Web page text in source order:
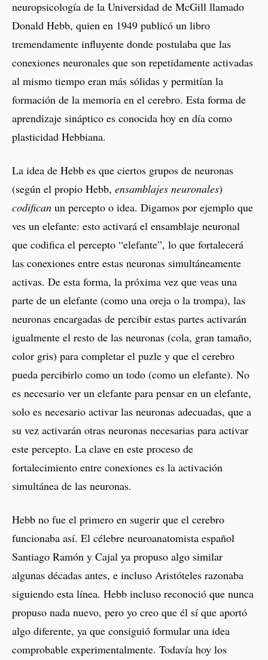
neuropsicología de la Universidad de McGill llamado
Donald Hebb, quien en 1949 publicó un libro
tremendamente influyente donde postulaba que las
conexiones neuronales que son repetidamente activadas
al mismo tiempo eran más sólidas y permitían la
formación de la memoria en el cerebro. Esta forma de
aprendizaje sináptico es conocida hoy en día como
plasticidad Hebbiana.
La idea de Hebb es que ciertos grupos de neuronas
(según el propio Hebb, ensamblajes neuronales)
codifican un percepto o idea. Digamos por ejemplo que
ves un elefante: esto activará el ensamblaje neuronal
que codifica el percepto “elefante”, lo que fortalecerá
las conexiones entre estas neuronas simultáneamente
activas. De esta forma, la próxima vez que veas una
parte de un elefante (como una oreja o la trompa), las
neuronas encargadas de percibir estas partes activarán
igualmente el resto de las neuronas (cola, gran tamaño,
color gris) para completar el puzle y que el cerebro
pueda percibirlo como un todo (como un elefante). No
es necesario ver un elefante para pensar en un elefante,
solo es necesario activar las neuronas adecuadas, que a
su vez activarán otras neuronas necesarias para activar
este percepto. La clave en este proceso de
fortalecimiento entre conexiones es la activación
simultánea de las neuronas.
Hebb no fue el primero en sugerir que el cerebro
funcionaba así. El célebre neuroanatomista español
Santiago Ramón y Cajal ya propuso algo similar
algunas décadas antes, e incluso Aristóteles razonaba
siguiendo esta línea. Hebb incluso reconoció que nunca
propuso nada nuevo, pero yo creo que él sí que aportó
algo diferente, ya que consiguió formular una idea
comprobable experimentalmente. Todavía hoy los